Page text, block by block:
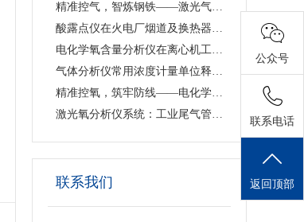
精准控气，智炼钢铁——激光气体分析仪赋能钢铁冶炼高效低碳生产
酸露点仪在火电厂烟道及换热器防腐中的应用
电化学氧含量分析仪在离心机工艺中的应用价值与产品解析
气体分析仪常用浓度计量单位释义、换算关系及适用场景说明
精准控氧，筑牢防线——电化学氧含量分析仪在反应釜工艺中的深度应用
激光氧分析仪系统：工业尾气管道精准测氧、筑牢工艺安全防线
联系我们
公众号
联系电话
返回顶部